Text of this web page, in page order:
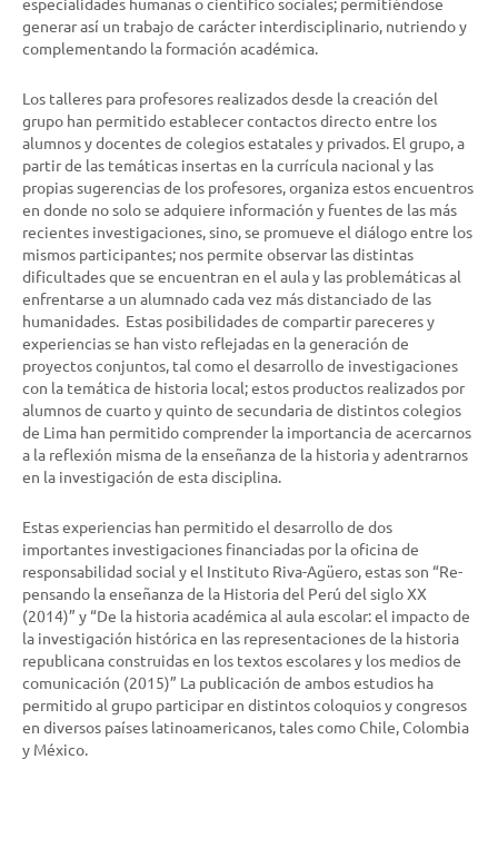
generar así un trabajo de carácter interdisciplinario, nutriendo y
complementando la formación académica.
Los talleres para profesores realizados desde la creación del
grupo han permitido establecer contactos directo entre los
alumnos y docentes de colegios estatales y privados. El grupo, a
partir de las temáticas insertas en la currícula nacional y las
propias sugerencias de los profesores, organiza estos encuentros
en donde no solo se adquiere información y fuentes de las más
recientes investigaciones, sino, se promueve el diálogo entre los
mismos participantes; nos permite observar las distintas
dificultades que se encuentran en el aula y las problemáticas al
enfrentarse a un alumnado cada vez más distanciado de las
humanidades. Estas posibilidades de compartir pareceres y
experiencias se han visto reflejadas en la generación de
proyectos conjuntos, tal como el desarrollo de investigaciones
con la temática de historia local; estos productos realizados por
alumnos de cuarto y quinto de secundaria de distintos colegios
de Lima han permitido comprender la importancia de acercarnos
a la reflexión misma de la enseñanza de la historia y adentrarnos
en la investigación de esta disciplina.
Estas experiencias han permitido el desarrollo de dos
importantes investigaciones financiadas por la oficina de
responsabilidad social y el Instituto Riva-Agüero, estas son “Re-
pensando la enseñanza de la Historia del Perú del siglo XX
(2014)” y “De la historia académica al aula escolar: el impacto de
la investigación histórica en las representaciones de la historia
republicana construidas en los textos escolares y los medios de
comunicación (2015)” La publicación de ambos estudios ha
permitido al grupo participar en distintos coloquios y congresos
en diversos países latinoamericanos, tales como Chile, Colombia
y México.